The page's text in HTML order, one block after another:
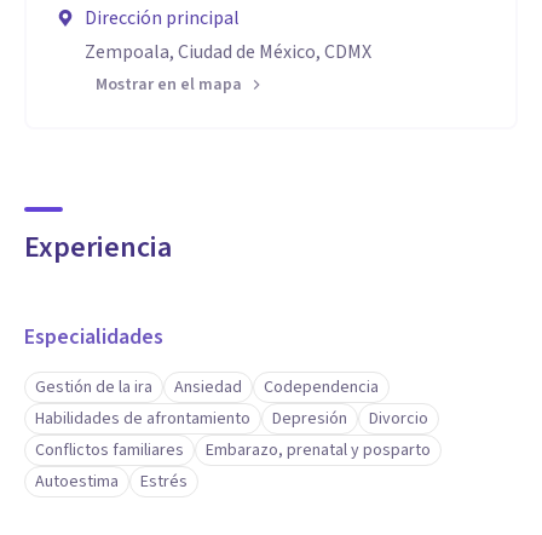
Dirección principal
Zempoala, Ciudad de México, CDMX
Mostrar en el mapa
Experiencia
Especialidades
Gestión de la ira Ansiedad
Codependencia
Habilidades de afrontamiento
Depresión
Divorcio
Conflictos familiares
Embarazo, prenatal y posparto
Autoestima
Estrés